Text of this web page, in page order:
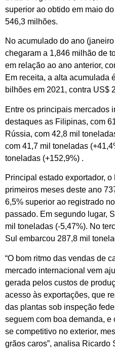
superior ao obtido em maio
546,3 milhões.
No acumulado do ano
chegaram a 1,846 milhão de
em relação ao ano anterior,
Em receita, a alta acumulada
bilhões em 2021, contra US$
Entre os principais mercados
destaques as Filipinas, com
Rússia, com 42,8 mil
com 41,7 mil toneladas
toneladas (+152,9%) .
Principal estado exportador,
primeiros meses deste ano
6,5% superior ao registrado
passado. Em segundo lugar,
mil toneladas (-5,47%). No
Sul embarcou 287,8 mil
“O bom ritmo das vendas de
mercado internacional vem
gerada pelos custos de
acesso às exportações, que
das plantas sob inspeção
seguem com boa demanda,
se competitivo no exterior,
grãos caros”, analisa Ricardo